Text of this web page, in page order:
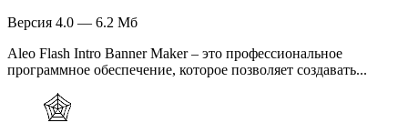
Версия 4.0 — 6.2 Мб
Aleo Flash Intro Banner Maker – это профессиональное
программное обеспечение, которое позволяет создавать...